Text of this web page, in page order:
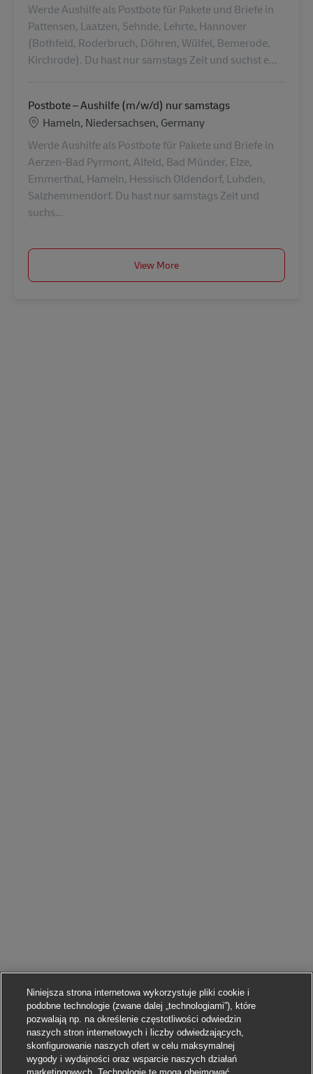
Werde Aushilfe als Postbote für Pakete und Briefe in
Pattensen, Laatzen, Sehnde, Lehrte, Hannover
(Bothfeld, Roderbruch, Döhren, Wülfel, Bemerode,
Kirchrode). Du hast nur samstags Zeit und suchst e...
Postbote – Aushilfe (m/w/d) nur samstags
Lokalizacja
Hameln, Niedersachsen, Germany
Werde Aushilfe als Postbote für Pakete und Briefe in
Aerzen-Bad Pyrmont, Alfeld, Bad Münder, Elze,
Emmerthal, Hameln, Hessisch Oldendorf, Luhden,
Salzhemmendorf. Du hast nur samstags Zeit und
suchs...
View More
Niniejsza strona internetowa wykorzystuje pliki cookie i
podobne technologie (zwane dalej „technologiami”), które
pozwalają np. na określenie częstotliwości odwiedzin
naszych stron internetowych i liczby odwiedzających,
skonfigurowanie naszych ofert w celu maksymalnej
wygody i wydajności oraz wsparcie naszych działań